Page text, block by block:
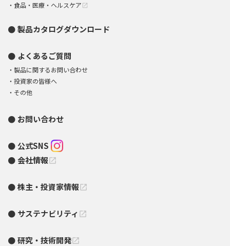
食品・医療・ヘルスケア open_in_new
製品カタログダウンロード
よくあるご質問
製品に関するお問い合わせ
投資家の皆様へ
その他
お問い合わせ
公式SNS
会社情報open_in_new
株主・投資家情報open_in_new
サステナビリティ open_in_new
研究・技術開発open_in_new